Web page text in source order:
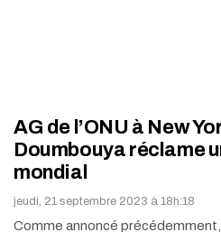
AG de l’ONU à New
Doumbouya réclame
mondial
jeudi, 21 septembre 2023 à 18h:18
Comme annoncé